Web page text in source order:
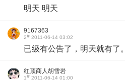
明天 明天
9167363
2# 2011-06-14 03:02
已级有公告了，明天就有了。
红顶商人胡雪岩
1# 2011-06-14 01:00